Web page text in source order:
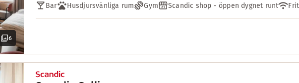
6
Bar Husdjursvänliga rum Gym Scandic shop - öppen dygnet runt